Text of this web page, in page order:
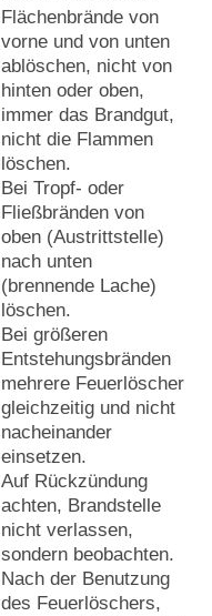
Flächenbrände von
vorne und von unten
ablöschen, nicht von
hinten oder oben,
immer das Brandgut,
nicht die Flammen
löschen.
Bei Tropf- oder
Fließbränden von
oben (Austrittstelle)
nach unten
(brennende Lache)
löschen.
Bei größeren
Entstehungsbränden
mehrere Feuerlöscher
gleichzeitig und nicht
nacheinander
einsetzen.
Auf Rückzündung
achten, Brandstelle
nicht verlassen,
sondern beobachten.
Nach der Benutzung
des Feuerlöschers,